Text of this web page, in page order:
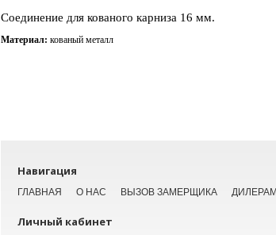
Соединение для кованого карниза 16 мм.
Материал:кованый металл
Навигация
ГЛАВНАЯ О НАС ВЫЗОВ ЗАМЕРЩИКА ДИЛЕРАМ
Личный кабинет